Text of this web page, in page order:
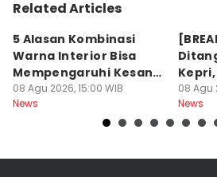
Related Articles
5 Alasan Kombinasi
Warna Interior Bisa
Mempengaruhi Kesan
Mewah Mobil
08 Agu 2026, 15:00 WIB
News
Sabu
08 Agu
News